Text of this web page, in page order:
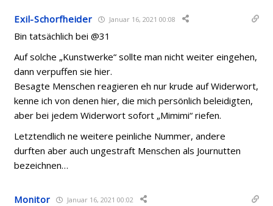
Exil-Schorfheider Januar 16, 2021 00:08
Bin tatsächlich bei @31
Auf solche „Kunstwerke“ sollte man nicht weiter eingehen,
dann verpuffen sie hier.
Besagte Menschen reagieren eh nur krude auf Widerwort,
kenne ich von denen hier, die mich persönlich beleidigten,
aber bei jedem Widerwort sofort „Mimimi“ riefen.
Letztendlich ne weitere peinliche Nummer, andere
durften aber auch ungestraft Menschen als Journutten
bezeichnen…
Monitor Januar 16, 2021 00:02